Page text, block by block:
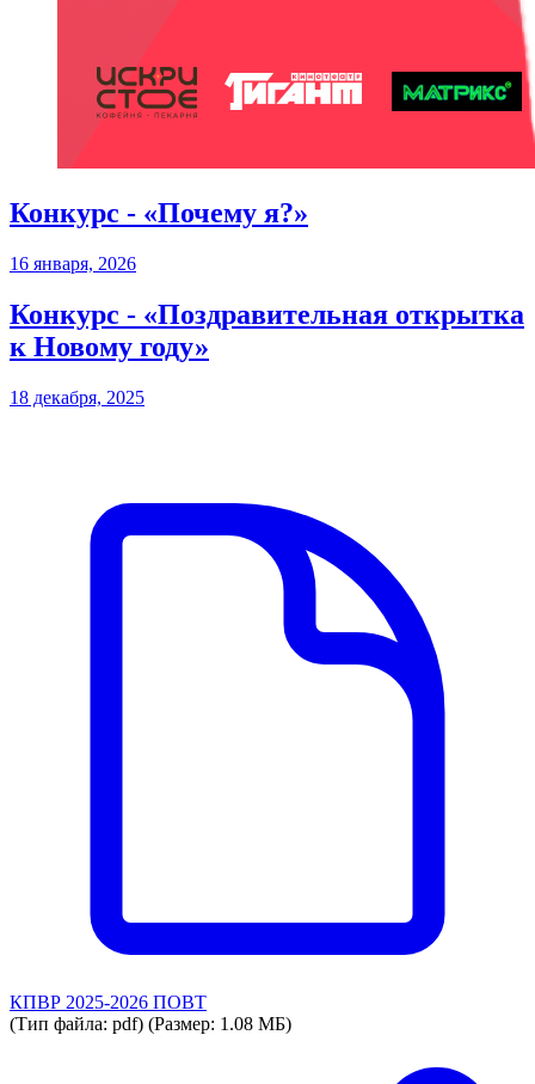
Конкурс - «Почему я?»
16 января, 2026
Конкурс - «Поздравительная открытка
к Новому году»
18 декабря, 2025
КПВР 2025-2026 ПОВТ
(Тип файла: pdf) (Размер: 1.08 МБ)